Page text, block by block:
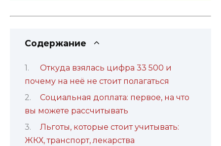
Содержание
Откуда взялась цифра 33 500 и
почему на неё не стоит полагаться
Социальная доплата: первое, на что
вы можете рассчитывать
Льготы, которые стоит учитывать:
ЖКХ, транспорт, лекарства